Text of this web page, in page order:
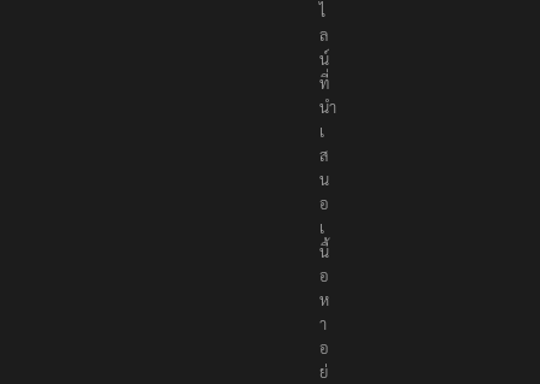
ไ
ล
น์
ที่
นำ
เ
ส
น
อ
เ
นื้
อ
ห
า
อ
ย่